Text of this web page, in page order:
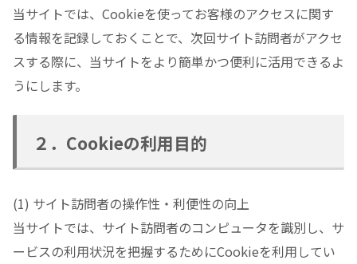
当サイトでは、Cookieを使ってお客様のアクセスに関す
る情報を記録しておくことで、次回サイト訪問者がアクセ
スする際に、当サイトをより簡単かつ便利に活用できるよ
うにします。
２．Cookieの利用目的
(1) サイト訪問者の操作性・利便性の向上
当サイトでは、サイト訪問者のコンピュータを識別し、サ
ービスの利用状況を把握するためにCookieを利用してい